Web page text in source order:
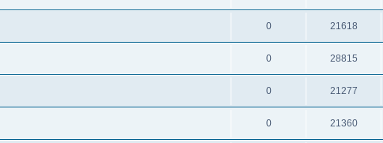
0 21618
0 28815
0 21277
0 21360